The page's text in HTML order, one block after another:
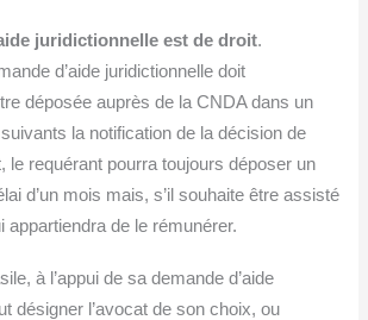
juridictionnelle est de droit.
d’aide juridictionnelle doit
déposée auprès de la CNDA dans un
suivants la notification de la décision de
le requérant pourra toujours déposer un
d’un mois mais, s’il souhaite être assisté
appartiendra de le rémunérer.
à l’appui de sa demande d’aide
désigner l’avocat de son choix, ou